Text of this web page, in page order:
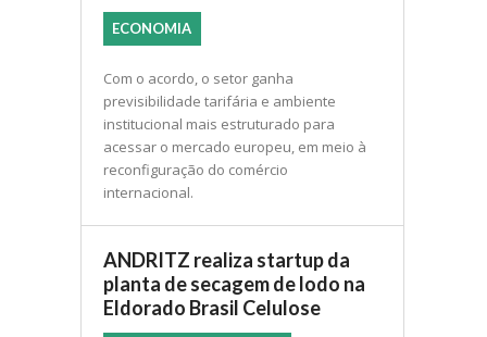
ECONOMIA
Com o acordo, o setor ganha
previsibilidade tarifária e ambiente
institucional mais estruturado para
acessar o mercado europeu, em meio à
reconfiguração do comércio
internacional.
ANDRITZ realiza startup da
planta de secagem de lodo na
Eldorado Brasil Celulose